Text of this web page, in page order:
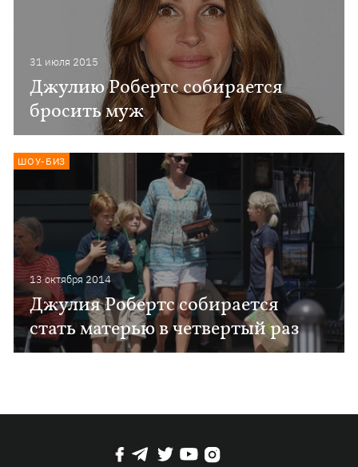
31 июля 2015
Джулию Робертс собирается
бросить муж
13 октября 2014
Джулия Робертс собирается
стать матерью в четвертый раз
ШОУ-БИЗ